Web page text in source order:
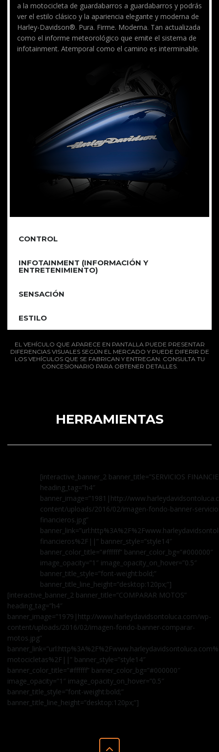
a la motocicleta de guardabarros a guardabarros y podrás
ver el estilo clásico y la apariencia elegante y moderna de
Harley-Davidson®. Pura. Firme. Moderna. Tan actualizada
como el informe meteorológico que emite el sistema de
infotainment. Atemporal como el camino es interminable.
CONTROL
INFOTAINMENT (INFORMACIÓN Y
ENTRETENIMIENTO)
SENSACIÓN
ESTILO
EL VEHÍCULO QUE APARECE EN PANTALLA PUEDE PRESENTAR
DIFERENCIAS VISUALES SEGÚN EL MERCADO Y PUEDE DIFERIR DE
LOS VEHÍCULOS QUE SE FABRICAN Y ENTREGAN. CONSULTA TU
CONCESIONARIO PARA OBTENER DETALLES.
HERRAMIENTAS
[interactive_banner_2 banner_title=”SERVICIOS
heading_tag=”h4″
banner_image=”1981|http://
content/uploads/2016/02/imagen-fondo-banner-
financieros.jpg”
financieros%2F||” banner_style=”style14″
banner_color_title=”#ffffff” banner_color_bg=”#000000″
image_opacity=”1″ image_opacity_on_hover=”0.5″
banner_title_style=”font-weight:bold;”
banner_title_line_height=”desktop:120px;”]
[interactive_banner_2 banner_title=”COMPARAR MOTOS”
heading_tag=”h4″
banner_image=”1979|http://www.harleydavidsontoluca.com/wp-
content/uploads/2016/02/imagen-fondo-banner-comparar-
motos.jpg”
motocicletas%2F||” banner_style=”style14″
banner_color_title=”#ffffff” banner_color_bg=”#000000″
image_opacity=”1″ image_opacity_on_hover=”0.5″
banner_title_style=”font-weight:bold;”
banner_title_line_height=”desktop:120px;”]